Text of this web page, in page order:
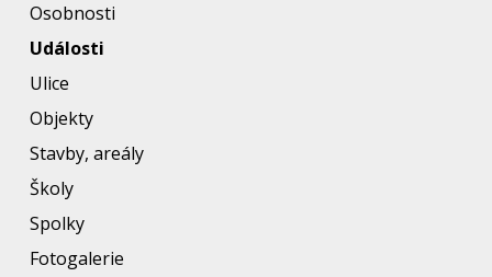
Osobnosti
Události
Ulice
Objekty
Stavby, areály
Školy
Spolky
Fotogalerie